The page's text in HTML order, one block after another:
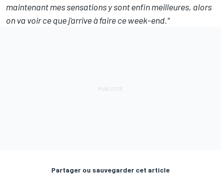
maintenant mes sensations y sont enfin meilleures, alors
on va voir ce que j'arrive à faire ce week-end."
Partager ou sauvegarder cet article